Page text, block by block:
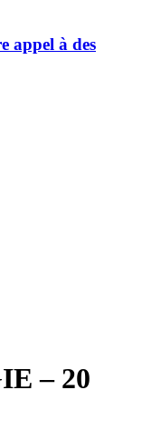
appel à des
– 20